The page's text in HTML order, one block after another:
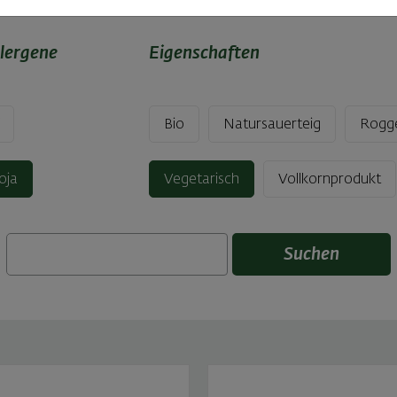
Eigenschaften
Bio Natursauerteig
Vegetarisch Vollkornprodukt
Suchen